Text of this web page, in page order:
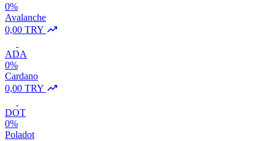
0%
Avalanche
0,00 TRY
ADA
0%
Cardano
0,00 TRY
DOT
0%
Poladot